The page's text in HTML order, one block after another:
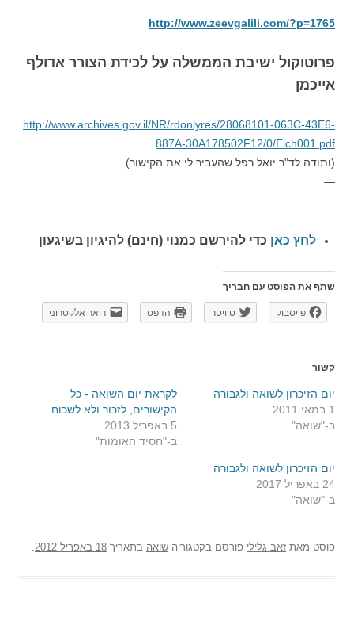
http://www.zeevgalili.com/?p=1765
פרוטוקול ישיבת הממשלה על לכידת הצורר אדולף
אייכמן
http://www.archives.gov.il/NR/rdonlyres/28068101-063C-43E6-
887A-30A178502F12/0/Eich001.pdf
(ותודה לד"ר יואל רפל שהעביר לי את הקישור)
—
לחץ כאן כדי להירשם כמנוי (חינם) להיגיון בשיגעון
שתף את הפוסט עם חבריך
פייסבוק טוויטר הדפס דואר אלקטרוני
קשור
יום הזיכרון לשואה ולגבורה
1 במאי 2011
ב-"שואה"
לקראת יום השואה - כל
הקישורים, לזכור ולא לשכוח
5 באפריל 2013
ב-"חסיד האומות"
יום הזיכרון לשואה ולגבורה
24 באפריל 2017
ב-"שואה"
פוסט מאת זאב גלילי פורסם בקטגוריה שואה בתאריך 18 באפריל 2012 .